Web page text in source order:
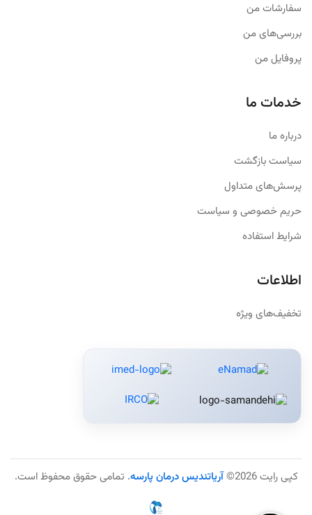
سفارشات من
بررسی‌های من
پروفایل من
خدمات ما
درباره ما
سیاست بازگشت
پرسش‌های متداول
حریم خصوصی و سیاست
شرایط استفاده
اطلاعات
تخفیف‌های ویژه
کپی رایت 2026© آریاتندیس درمان پارسه. تمامی حقوق محفوظ است.